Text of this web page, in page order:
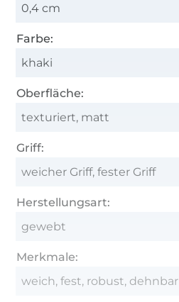
0,4 cm
Farbe:
khaki
Oberfläche:
texturiert, matt
Griff:
weicher Griff, fester Griff
Herstellungsart:
gewebt
Merkmale:
weich, fest, robust, dehnbar